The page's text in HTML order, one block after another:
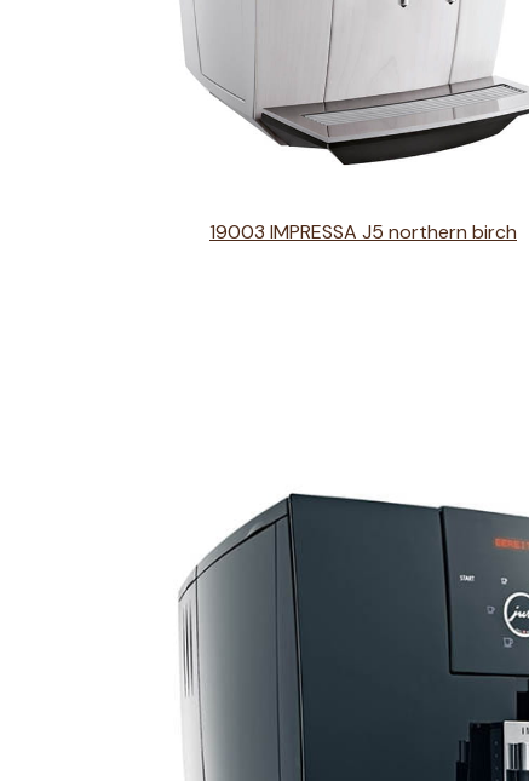
19003 IMPRESSA J5 northern birch